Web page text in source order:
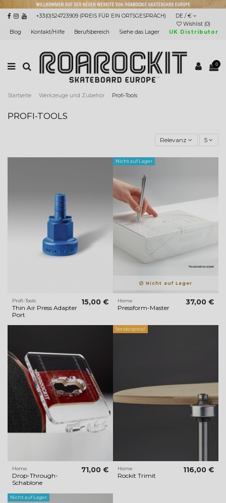
+33(0)524723909 (PREIS FÜR EIN ORTSGESPRÄCH)
DE / €
Wishlist (0)
Blog
Kontakt/Hilfe Berufsbereich Siehe das Lager UK Distributor
0
Startseite Werkzeuge und Zubehör Profi-Tools
PROFI-TOOLS
Relevanz 5
Profi-Tools
Thin Air Press Adapter
Port
15,00 €
Nicht auf Lager
Nicht auf Lager
Home
Pressform-Master
37,00 €
Home
Drop-Through-
Schablone
71,00 €
Sonderpreis!
Home
Rockit Trimit
116,00 €
Nicht auf Lager